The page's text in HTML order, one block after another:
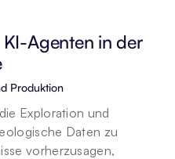
Agenten in der
Produktion
Exploration und
Daten zu
vorherzusagen,